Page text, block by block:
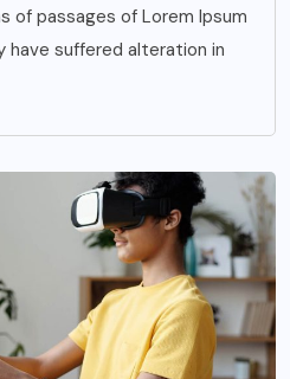
of passages of Lorem Ipsum
have suffered alteration in